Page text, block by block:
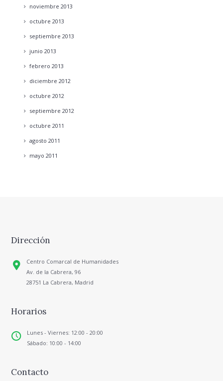
noviembre 2013
octubre 2013
septiembre 2013
junio 2013
febrero 2013
diciembre 2012
octubre 2012
septiembre 2012
octubre 2011
agosto 2011
mayo 2011
Dirección
Centro Comarcal de Humanidades
Av. de la Cabrera, 96
28751 La Cabrera, Madrid
Horarios
Lunes - Viernes: 12:00 - 20:00
Sábado: 10:00 - 14:00
Contacto